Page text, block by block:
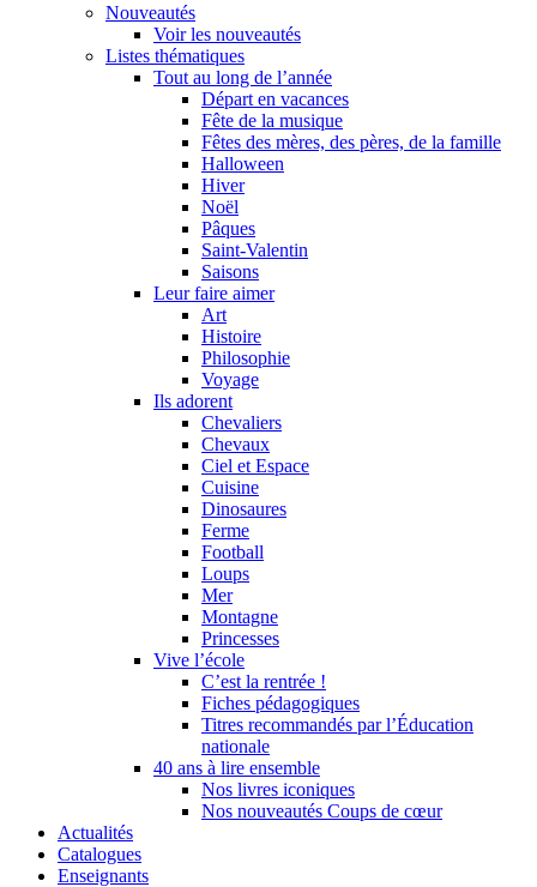
Nouveautés
Voir les nouveautés
Listes thématiques
Tout au long de l’année
Départ en vacances
Fête de la musique
Fêtes des mères, des pères, de la famille
Halloween
Hiver
Noël
Pâques
Saint-Valentin
Saisons
Leur faire aimer
Art
Histoire
Philosophie
Voyage
Ils adorent
Chevaliers
Chevaux
Ciel et Espace
Cuisine
Dinosaures
Ferme
Football
Loups
Mer
Montagne
Princesses
Vive l’école
C’est la rentrée !
Fiches pédagogiques
Titres recommandés par l’Éducation
nationale
40 ans à lire ensemble
Nos livres iconiques
Nos nouveautés Coups de cœur
Actualités
Catalogues
Enseignants